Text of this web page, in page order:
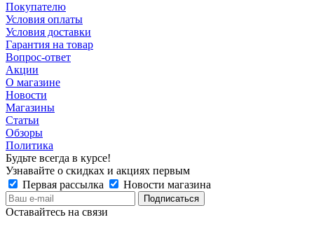
Покупателю
Условия оплаты
Условия доставки
Гарантия на товар
Вопрос-ответ
Акции
О магазине
Новости
Магазины
Статьи
Обзоры
Политика
Будьте всегда в курсе!
Узнавайте о скидках и акциях первым
Первая рассылка
Новости магазина
Оставайтесь на связи